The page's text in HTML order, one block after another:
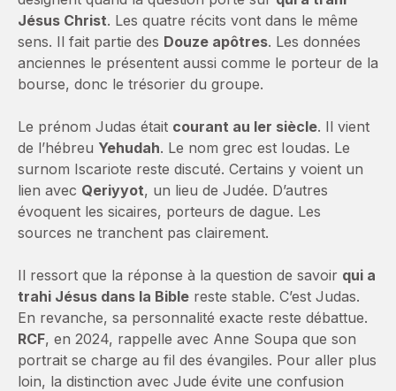
Jésus Christ. Les quatre récits vont dans le même
sens. Il fait partie des Douze apôtres. Les données
anciennes le présentent aussi comme le porteur de la
bourse, donc le trésorier du groupe.
Le prénom Judas était courant au Ier siècle. Il vient
de l’hébreu Yehudah. Le nom grec est Ioudas. Le
surnom Iscariote reste discuté. Certains y voient un
lien avec Qeriyyot, un lieu de Judée. D’autres
évoquent les sicaires, porteurs de dague. Les
sources ne tranchent pas clairement.
Il ressort que la réponse à la question de savoir qui a
trahi Jésus dans la Bible reste stable. C’est Judas.
En revanche, sa personnalité exacte reste débattue.
RCF, en 2024, rappelle avec Anne Soupa que son
portrait se charge au fil des évangiles. Pour aller plus
loin, la distinction avec Jude évite une confusion